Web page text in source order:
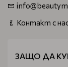
Контакт с
ЗАЩО ДА